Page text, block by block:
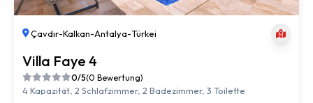
Çavdır-Kalkan-Antalya-Türkei
Villa Faye 4
0/5(0 Bewertung)
4 Kapazität, 2 Schlafzimmer, 2 Badezimmer, 3 Toilette